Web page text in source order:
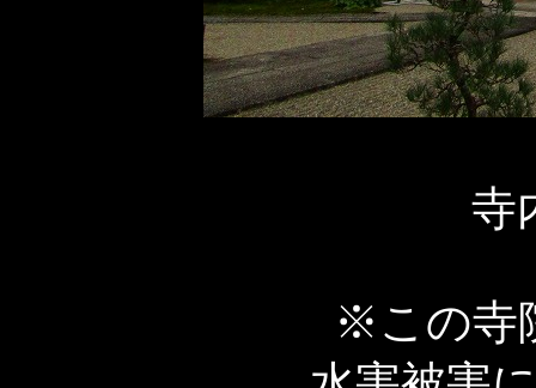
寺
※この寺